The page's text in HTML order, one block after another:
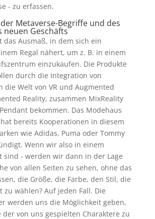
- zu erfassen.
Metaverse-Begriffe und des
neuen Geschäfts
das Ausmaß, in dem sich ein
Regal nähert, um z. B. in einem
einzukaufen. Die Produkte
durch die Integration von
die Welt von VR und Augmented
Reality, zusammen MixReality
bekommen. Das Modehaus
bereits Kooperationen in diesem
wie Adidas, Puma oder Tommy
Wenn wir also in einem
sind - werden wir dann in der Lage
von allen Seiten zu sehen, ohne das
die Größe, die Farbe, den Stil, die
zu wählen? Auf jeden Fall. Die
werden uns die Möglichkeit geben,
der von uns gespielten Charaktere zu